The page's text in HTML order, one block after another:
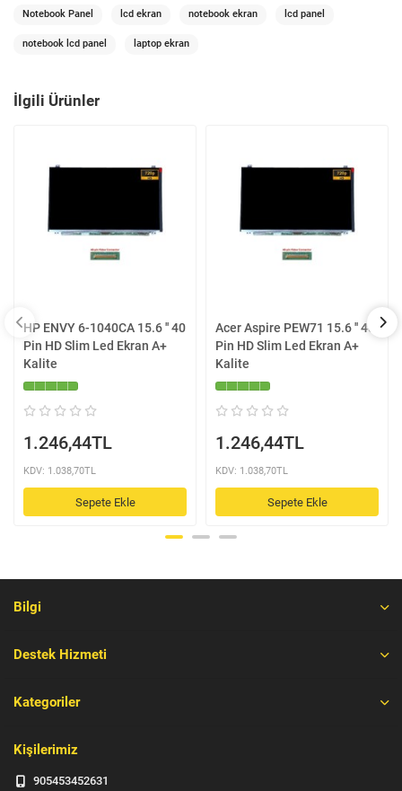
Notebook Panel lcd ekran notebook ekran lcd panel
notebook lcd panel laptop ekran
İlgili Ürünler
HP ENVY 6-1040CA 15.6 '' 40
Pin HD Slim Led Ekran A+
Kalite
1.246,44TL
KDV: 1.038,70TL
Sepete Ekle
Acer Aspire PEW71 15.6 '' 40
Pin HD Slim Led Ekran A+
Kalite
1.246,44TL
KDV: 1.038,70TL
Sepete Ekle
Bilgi
Destek Hizmeti
Kategoriler
Kişilerimiz
905453452631